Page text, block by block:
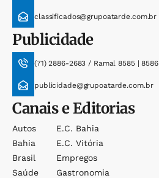
classificados@grupoatarde.com.br
Publicidade
(71) 2886-2683 / Ramal 8585 | 8586
publicidade@grupoatarde.com.br
Canais e Editorias
Autos
Bahia
Brasil
Saúde
E.c. Bahia
E.c. Vitória
Empregos
Gastronomia